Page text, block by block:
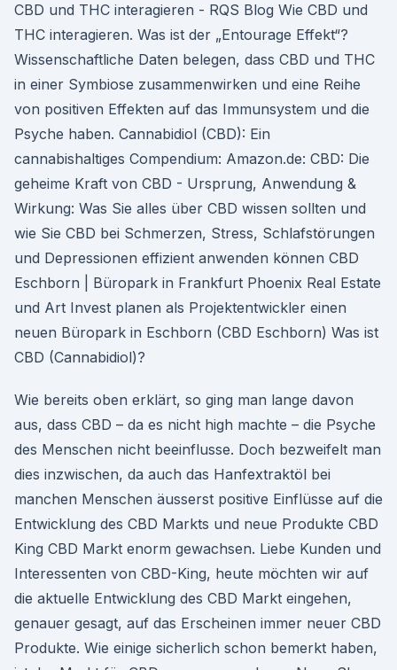
CBD und THC interagieren - RQS Blog Wie CBD und
THC interagieren. Was ist der „Entourage Effekt“?
Wissenschaftliche Daten belegen, dass CBD und THC
in einer Symbiose zusammenwirken und eine Reihe
von positiven Effekten auf das Immunsystem und die
Psyche haben. Cannabidiol (CBD): Ein
cannabishaltiges Compendium: Amazon.de: CBD: Die
geheime Kraft von CBD - Ursprung, Anwendung &
Wirkung: Was Sie alles über CBD wissen sollten und
wie Sie CBD bei Schmerzen, Stress, Schlafstörungen
und Depressionen effizient anwenden können CBD
Eschborn | Büropark in Frankfurt Phoenix Real Estate
und Art Invest planen als Projektentwickler einen
neuen Büropark in Eschborn (CBD Eschborn) Was ist
CBD (Cannabidiol)?
Wie bereits oben erklärt, so ging man lange davon
aus, dass CBD – da es nicht high machte – die Psyche
des Menschen nicht beeinflusse. Doch bezweifelt man
dies inzwischen, da auch das Hanfextraktöl bei
manchen Menschen äusserst positive Einflüsse auf die
Entwicklung des CBD Markts und neue Produkte CBD
King CBD Markt enorm gewachsen. Liebe Kunden und
Interessenten von CBD-King, heute möchten wir auf
die aktuelle Entwicklung des CBD Markt eingehen,
genauer gesagt, auf das Erscheinen immer neuer CBD
Produkte. Wie einige sicherlich schon bemerkt haben,